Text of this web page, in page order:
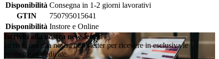
Disponibilità Consegna in 1-2 giorni lavorativi
GTIN
750795015641
Disponibilità Instore e Online
Iscriviti alla nostra newsletter
Iscriviti ora alla nostra newsletter per ricevere in esclusiva le
promozioni dedicate